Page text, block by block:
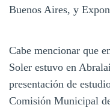
Buenos Aires, y
Cabe mencionar que
Soler estuvo en
presentación de
Comisión Municipal